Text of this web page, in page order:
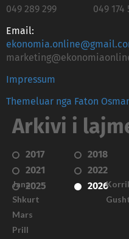
049 289 299
049 174
Email:
Impressum
Themeluar nga Faton
Arkivi i
2017 2018
2021
2022
2025
2026
Janar
Shkurt
Mars
Prill